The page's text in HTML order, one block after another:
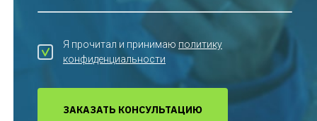
Я прочитал и принимаю политику
конфиденциальности
ЗАКАЗАТЬ КОНСУЛЬТАЦИЮ